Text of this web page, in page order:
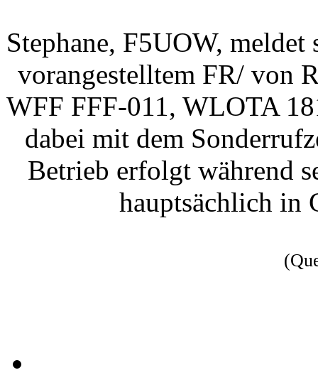
Stephane, F5UOW,
vorangestelltem FR/ von
WFF FFF-011, WLOTA
dabei mit dem
Betrieb erfolgt während
hauptsächlich in